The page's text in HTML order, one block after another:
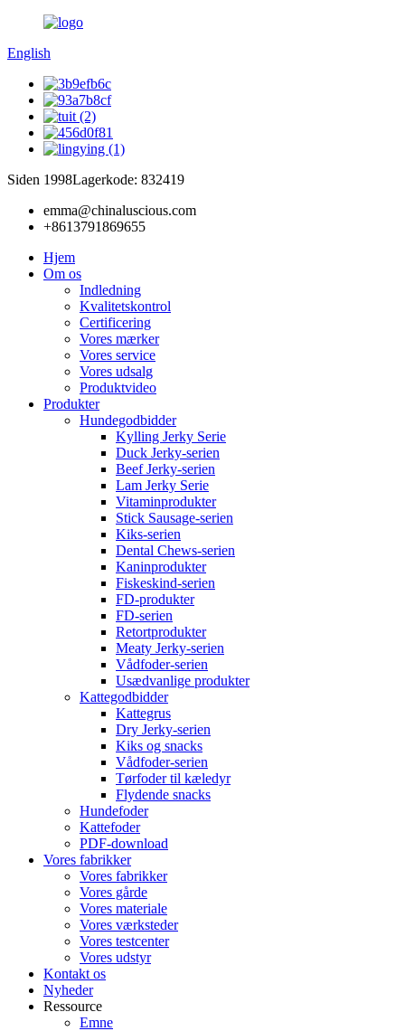
English
Siden 1998Lagerkode: 832419
emma@chinaluscious.com
+8613791869655
Hjem
Om os
Indledning
Kvalitetskontrol
Certificering
Vores mærker
Vores service
Vores udsalg
Produktvideo
Produkter
Hundegodbidder
Kylling Jerky Serie
Duck Jerky-serien
Beef Jerky-serien
Lam Jerky Serie
Vitaminprodukter
Stick Sausage-serien
Kiks-serien
Dental Chews-serien
Kaninprodukter
Fiskeskind-serien
FD-produkter
FD-serien
Retortprodukter
Meaty Jerky-serien
Vådfoder-serien
Usædvanlige produkter
Kattegodbidder
Kattegrus
Dry Jerky-serien
Kiks og snacks
Vådfoder-serien
Tørfoder til kæledyr
Flydende snacks
Hundefoder
Kattefoder
PDF-download
Vores fabrikker
Vores fabrikker
Vores gårde
Vores materiale
Vores værksteder
Vores testcenter
Vores udstyr
Kontakt os
Nyheder
Ressource
Emne